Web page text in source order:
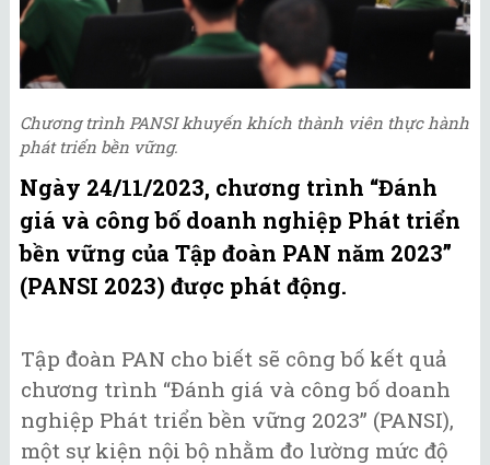
Chương trình PANSI khuyến khích thành viên thực hành
phát triển bền vững.
Ngày 24/11/2023, chương trình “Đánh
giá và công bố doanh nghiệp Phát triển
bền vững của Tập đoàn PAN năm 2023”
(PANSI 2023) được phát động.
Tập đoàn PAN cho biết sẽ công bố kết quả
chương trình “Đánh giá và công bố doanh
nghiệp Phát triển bền vững 2023” (PANSI),
một sự kiện nội bộ nhằm đo lường mức độ